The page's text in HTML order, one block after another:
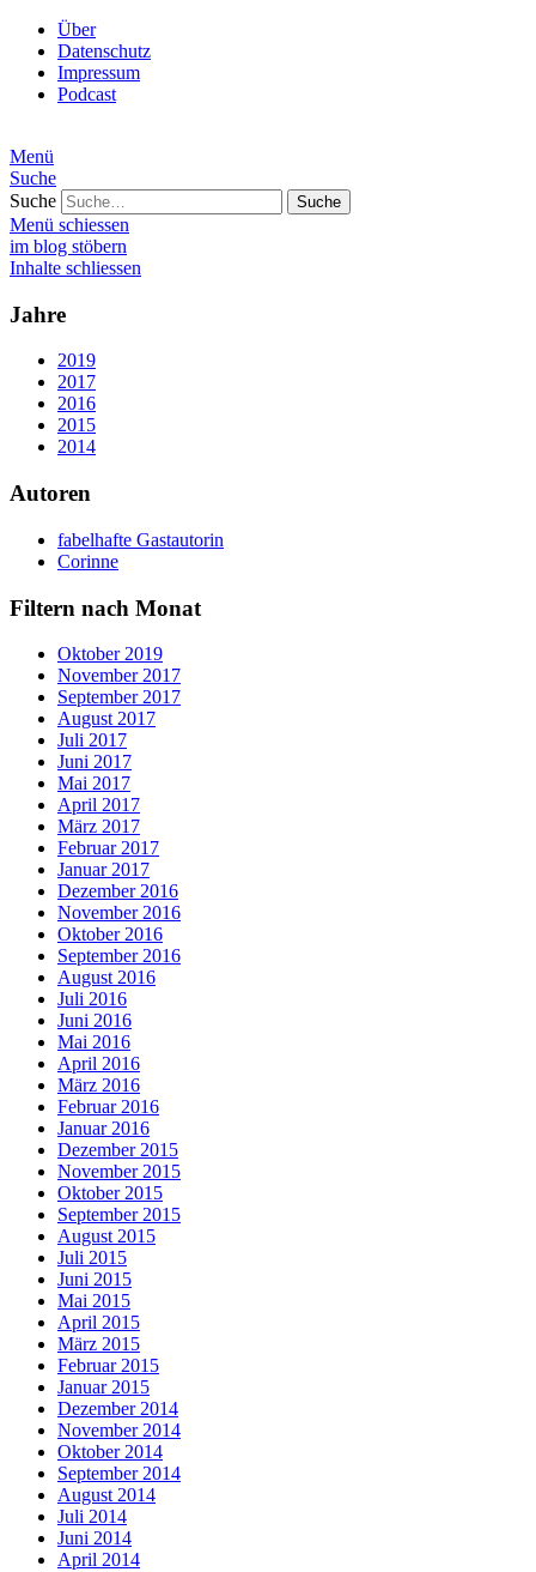
Über
Datenschutz
Impressum
Podcast
Menü
Suche
Suche
Menü schiessen
im blog stöbern
Inhalte schliessen
Jahre
2019
2017
2016
2015
2014
Autoren
fabelhafte Gastautorin
Corinne
Filtern nach Monat
Oktober 2019
November 2017
September 2017
August 2017
Juli 2017
Juni 2017
Mai 2017
April 2017
März 2017
Februar 2017
Januar 2017
Dezember 2016
November 2016
Oktober 2016
September 2016
August 2016
Juli 2016
Juni 2016
Mai 2016
April 2016
März 2016
Februar 2016
Januar 2016
Dezember 2015
November 2015
Oktober 2015
September 2015
August 2015
Juli 2015
Juni 2015
Mai 2015
April 2015
März 2015
Februar 2015
Januar 2015
Dezember 2014
November 2014
Oktober 2014
September 2014
August 2014
Juli 2014
Juni 2014
April 2014